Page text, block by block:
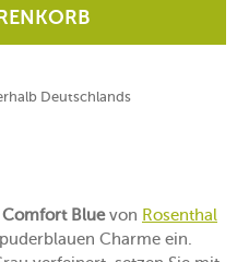
Deutschlands
Comfort Bluevon Rosenthal
Charme ein.